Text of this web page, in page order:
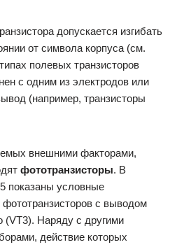
допускается изгибать
от символа корпуса (см.
полевых транзисторов
с одним из электродов или
(например, транзисторы
внешними факторами,
фототранзисторы. В
показаны условные
фототранзисторов с выводом
(VT3). Наряду с другими
действие которых